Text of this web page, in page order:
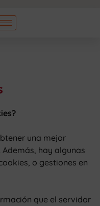
una mejor
hay algunas
o gestiones en
que el servidor